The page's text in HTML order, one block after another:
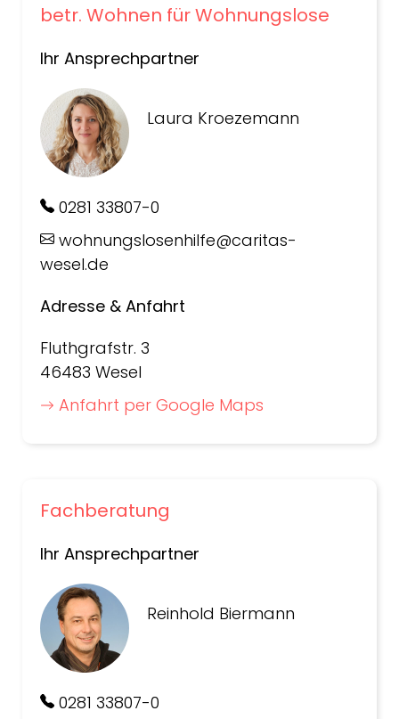
betr. Wohnen für Wohnungslose
Ihr Ansprechpartner
Laura Kroezemann
0281 33807-0
wohnungslosenhilfe@caritas-
wesel.de
Adresse & Anfahrt
Fluthgrafstr. 3
46483 Wesel
Anfahrt per Google Maps
Fachberatung
Ihr Ansprechpartner
Reinhold Biermann
0281 33807-0